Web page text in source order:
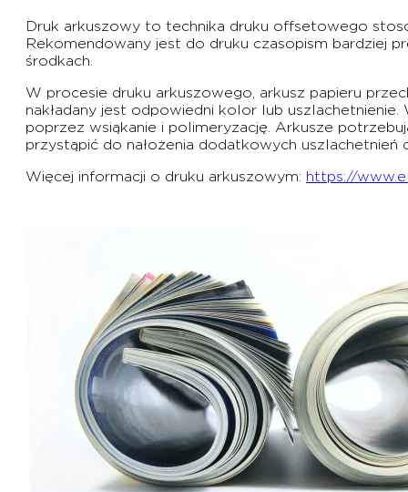
Druk arkuszowy to technika druku offsetowego
Rekomendowany jest do druku czasopism bardziej
środkach.
W procesie druku arkuszowego, arkusz papieru
nakładany jest odpowiedni kolor lub
poprzez wsiąkanie i polimeryzację. Arkusze
przystąpić do nałożenia dodatkowych uszlachetnień
Więcej informacji o druku arkuszowym: https://